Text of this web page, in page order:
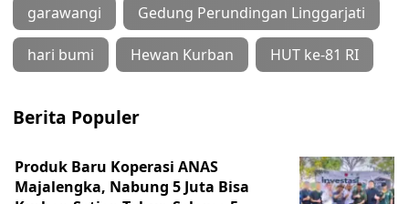
garawangi Gedung Perundingan Linggarjati
hari bumi Hewan Kurban HUT ke-81 RI
Berita Populer
Produk Baru Koperasi ANAS
Majalengka, Nabung 5 Juta Bisa